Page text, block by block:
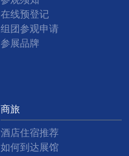
在线预登记
组团参观申请
参展品牌
商旅
酒店住宿推荐
如何到达展馆